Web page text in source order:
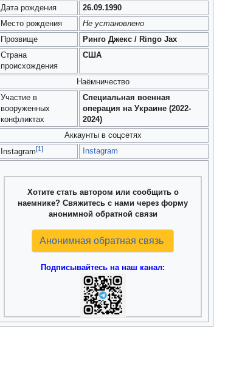
Дата рождения
26.09.1990
Место рождения
Не установлено
Прозвище
Ринго Джекс / Ringo Jax
Страна
происхождения
США
Наёмничество
Участие в
вооруженных
конфликтах
Специальная военная
операция на Украине (2022-
2024)
Аккаунты в соцсетях
Instagram[1] Instagram
Хотите стать автором или сообщить о
наемнике? Свяжитесь с нами через форму
анонимной обратной связи
Анонимная обратная связь
Подписывайтесь на наш канал: